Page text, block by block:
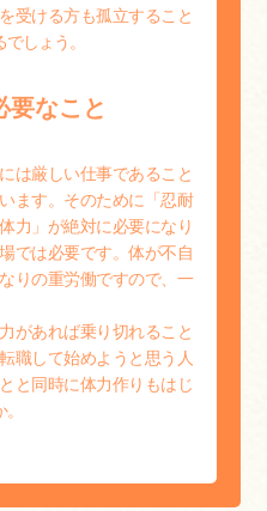
受ける方も孤立すること
しょう。
要なこと
は厳しい仕事であること
ます。そのために「忍耐
力」が絶対に必要になり
では必要です。体が不自
りの重労働ですので、一
があれば乗り切れること
職して始めようと思う人
と同時に体力作りもはじ